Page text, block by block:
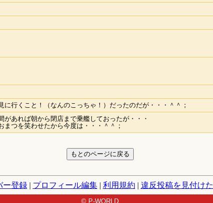
に行くこと！（なんのこっちゃ！）だったのだが・・・＾＾；
があれば朝から閉店まで乗艦しておったが・・・
つを笑わせたから今度は・・・＾＾；
ー登録| プロフィール編集| 利用規約 | 違反投稿を見付け
© P-WORLD